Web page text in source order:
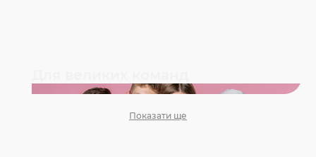
Показати ще